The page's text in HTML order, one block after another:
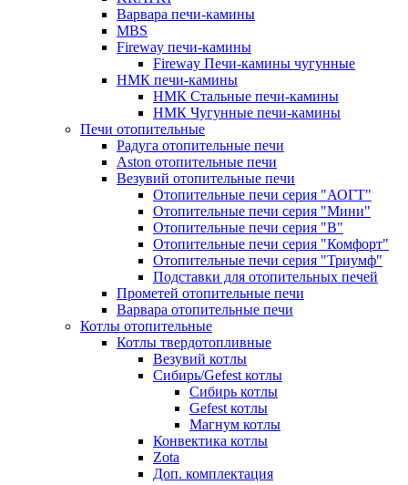
Варвара печи-камины
MBS
Fireway печи-камины
Fireway Печи-камины чугунные
НМК печи-камины
НМК Стальные печи-камины
НМК Чугунные печи-камины
Печи отопительные
Радуга отопительные печи
Aston отопительные печи
Везувий отопительные печи
Отопительные печи серия "АОГТ"
Отопительные печи серия "Мини"
Отопительные печи серия "В"
Отопительные печи серия "Комфорт"
Отопительные печи серия "Триумф"
Подставки для отопительных печей
Прометей отопительные печи
Варвара отопительные печи
Котлы отопительные
Котлы твердотопливные
Везувий котлы
Сибирь/Gefest котлы
Сибирь котлы
Gefest котлы
Магнум котлы
Конвектика котлы
Zota
Доп. комплектация